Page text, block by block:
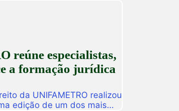
reúne especialistas,
a formação jurídica
da UNIFAMETRO realizou
edição de um dos mais